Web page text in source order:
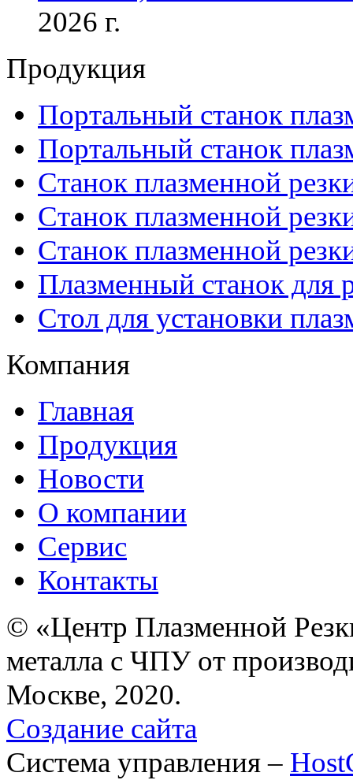
2026 г.
Продукция
Портальный станок
Портальный станок
Станок плазменной
Станок плазменной
Станок плазменной
Плазменный станок для
Стол для установки
Компания
Главная
Продукция
Новости
О компании
Сервис
Контакты
© «Центр Плазменной
металла с ЧПУ от
Москве, 2020.
Создание сайта
Система управления –